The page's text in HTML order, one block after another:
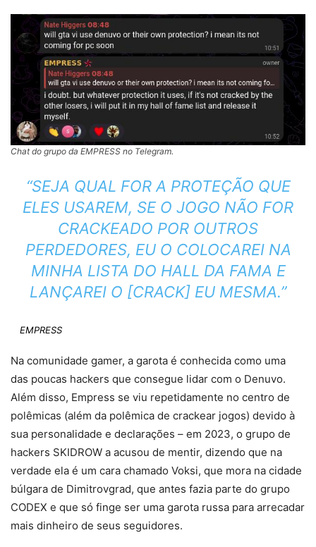
Chat do grupo da EMPRESS no Telegram.
“SEJA QUAL FOR A PROTEÇÃO QUE
ELES USAREM, SE O JOGO NÃO FOR
CRACKEADO POR OUTROS
PERDEDORES, EU O COLOCAREI NA
MINHA LISTA DO HALL DA FAMA E
LANÇAREI O [CRACK] EU MESMA.”
EMPRESS
Na comunidade gamer, a garota é conhecida como uma
das poucas hackers que consegue lidar com o Denuvo.
Além disso, Empress se viu repetidamente no centro de
polêmicas (além da polêmica de crackear jogos) devido à
sua personalidade e declarações – em 2023, o grupo de
hackers SKIDROW a acusou de mentir, dizendo que na
verdade ela é um cara chamado Voksi, que mora na cidade
búlgara de Dimitrovgrad, que antes fazia parte do grupo
CODEX e que só finge ser uma garota russa para arrecadar
mais dinheiro de seus seguidores.